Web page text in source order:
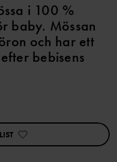
i 100 %
baby. Mössan
och har ett
bebisens